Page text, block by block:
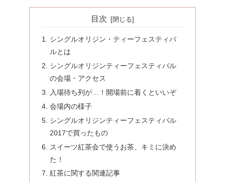
目次
シングルオリジン・ティーフェスティバ
ルとは
シングルオリジンティーフェスティバル
の会場・アクセス
入場待ち列が…！開場前に着くといいぞ
会場内の様子
シングルオリジンティーフェスティバル
2017で買ったもの
スイーツ紅茶会で使うお茶、キミに決め
た！
紅茶に関する関連記事